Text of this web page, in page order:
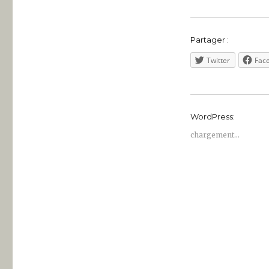
Partager :
Twitter
WordPress:
chargement…